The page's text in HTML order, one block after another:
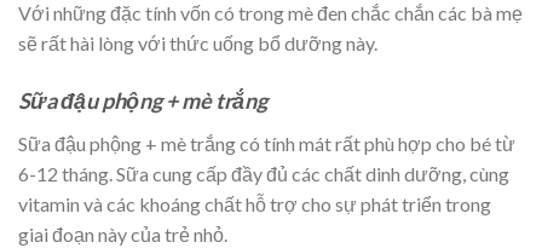
Với những đặc tính vốn có trong mè đen chắc chắn các bà mẹ
sẽ rất hài lòng với thức uống bổ dưỡng này.
Sữa đậu phộng + mè trắng
Sữa đậu phộng + mè trắng có tính mát rất phù hợp cho bé từ
6-12 tháng. Sữa cung cấp đầy đủ các chất dinh dưỡng, cùng
vitamin và các khoáng chất hỗ trợ cho sự phát triển trong
giai đoạn này của trẻ nhỏ.